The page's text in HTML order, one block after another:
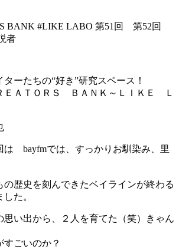
BANK #LIKE LABO 第51回 第52回
者
ーたちの“好き”研究スペース！
ＥＡＴＯＲＳ ＢＡＮＫ～ＬＩＫＥ Ｌ
bayfmでは、すっかりお馴染み、里
の歴史を刻んできたベイラインが終わる
た。
思い出から、２人を育てた（笑）きゃん
すごいのか？